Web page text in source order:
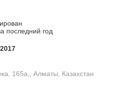
последний год
165а,, Алматы, Казахстан